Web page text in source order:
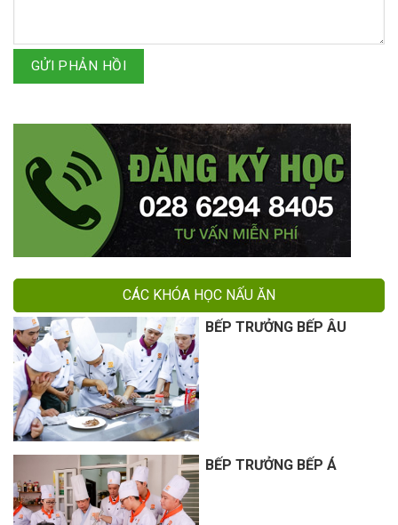
GỬI PHẢN HỒI
CÁC KHÓA HỌC NẤU ĂN
BẾP TRƯỞNG BẾP ÂU
BẾP TRƯỞNG BẾP Á